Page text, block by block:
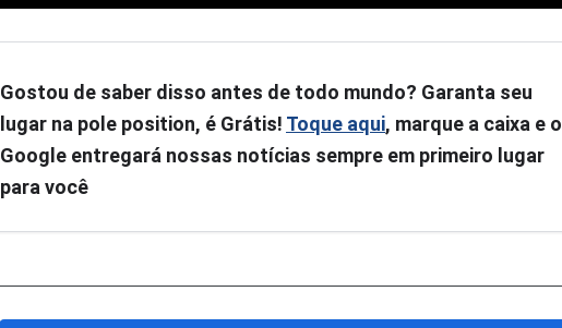
Gostou de saber disso antes de todo mundo? Garanta seu
lugar na pole position, é Grátis! Toque aqui, marque a caixa e o
Google entregará nossas notícias sempre em primeiro lugar
para você